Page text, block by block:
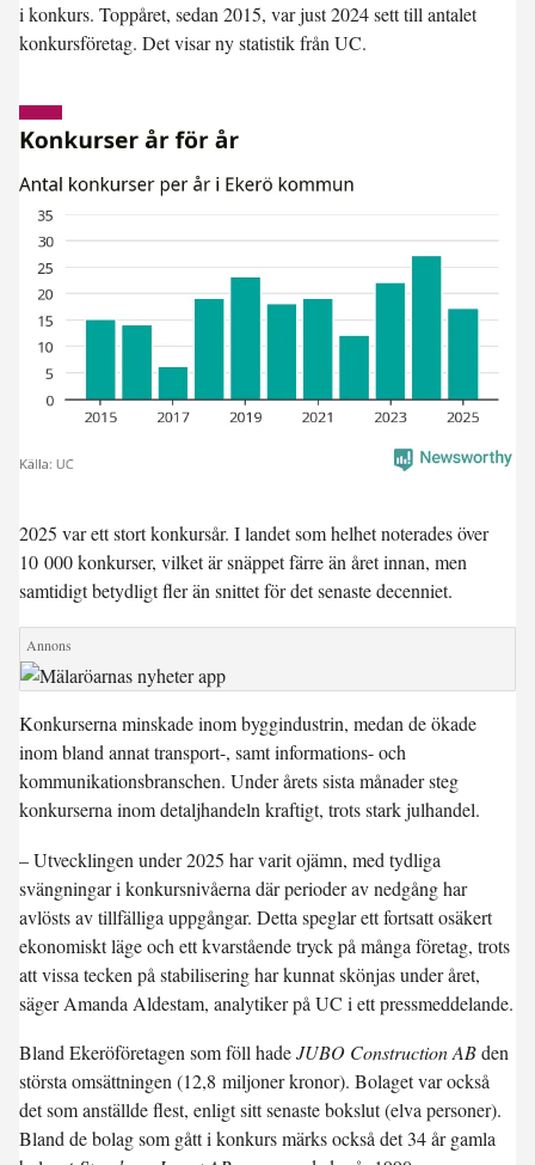
i konkurs. Toppåret, sedan 2015, var just 2024 sett till antalet
konkursföretag. Det visar ny statistik från UC.
2025 var ett stort konkursår. I landet som helhet noterades över
10 000 konkurser, vilket är snäppet färre än året innan, men
samtidigt betydligt fler än snittet för det senaste decenniet.
Konkurserna minskade inom byggindustrin, medan de ökade
inom bland annat transport-, samt informations- och
kommunikationsbranschen. Under årets sista månader steg
konkurserna inom detaljhandeln kraftigt, trots stark julhandel.
– Utvecklingen under 2025 har varit ojämn, med tydliga
svängningar i konkursnivåerna där perioder av nedgång har
avlösts av tillfälliga uppgångar. Detta speglar ett fortsatt osäkert
ekonomiskt läge och ett kvarstående tryck på många företag, trots
att vissa tecken på stabilisering har kunnat skönjas under året,
säger Amanda Aldestam, analytiker på UC i ett pressmeddelande.
Bland Ekeröföretagen som föll hadeJUBO Construction ABden
största omsättningen (12,8 miljoner kronor). Bolaget var också
det som anställde flest, enligt sitt senaste bokslut (elva personer).
Bland de bolag som gått i konkurs märks också det 34 år gamla